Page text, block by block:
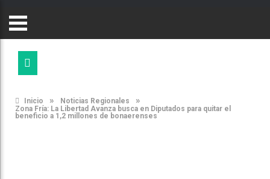
Inicio » Noticias Regionales »
Zona Fría: La Libertad Avanza busca en Diputados para quitar el
beneficio a 1,2 millones de bonaerenses